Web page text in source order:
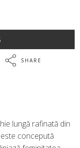
SHARE
lungă rafinată din
concepută